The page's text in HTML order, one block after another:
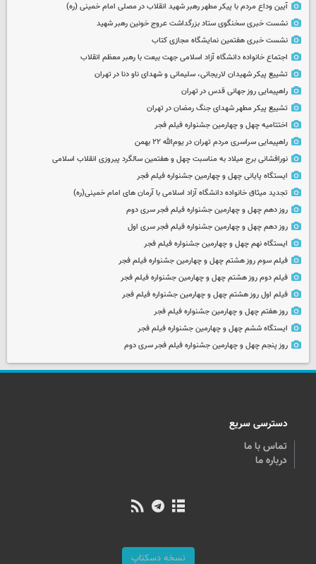
آیین وداع مردم با پیکر مطهر رهبر شهید انقلاب در مصلی امام خمینی (ره)
نشست خبری سخنگوی ستاد بزرگداشت عروج خونین رهبر شهید
نشست خبری هفتمین نمایشگاه مجازی کتاب
اجتماع خانواده دانشگاه آزاد اسلامی جهت بیعت با رهبر معظم انقلاب
تشییع پیکر شهیدان لاریجانی، سلیمانی و شهدای ناو دنا در تهران
راهپیمایی روز جهانی قدس در تهران
تشییع پیکر مطهر شهدای جنگ رمضان در تهران
اختتامیه چهل و چهارمین جشنواره فیلم فجر
راهپیمایی سراسری مردم تهران در یوم‌الله ۲۲ بهمن
نورافشانی برج میلاد به مناسبت چهل‌ و هفتمین سالگرد پیروزی انقلاب اسلامی
ایستگاه پایانی چهل و چهارمین جشنواره فیلم فجر
تجدید میثاق خانواده دانشگاه آزاد اسلامی با آرمان های امام خمینی(ره)
روز دهم چهل و چهارمین جشنواره فیلم فجر سری دوم
روز دهم چهل و چهارمین جشنواره فیلم فجر سری اول
ایستگاه نهم چهل و چهارمین جشنواره فیلم فجر
فیلم سوم روز هشتم چهل و چهارمین جشنواره فیلم فجر
فیلم دوم روز هشتم چهل و چهارمین جشنواره فیلم فجر
فیلم اول روز هشتم چهل و چهارمین جشنواره فیلم فجر
روز هفتم چهل و چهارمین جشنواره فیلم فجر
ایستگاه ششم چهل و چهارمین جشنواره فیلم فجر
روز پنجم چهل و چهارمین جشنواره فیلم فجر سری دوم
دسترسی سریع
تماس با ما
درباره ما
نسخه دسکتاپ